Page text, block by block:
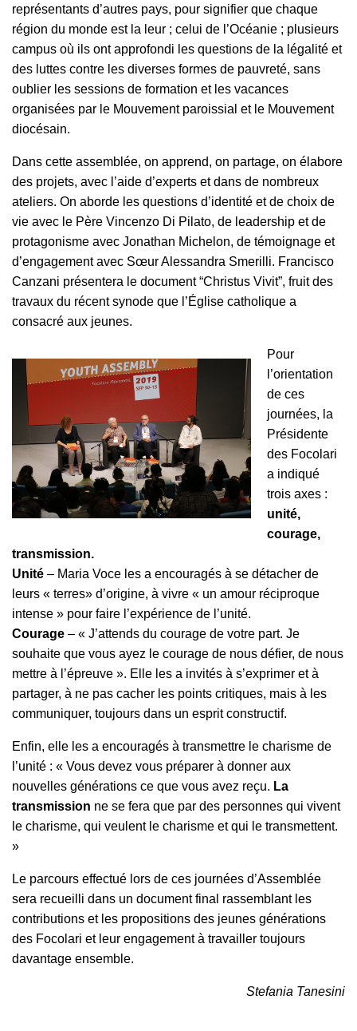
représentants d’autres pays, pour signifier que chaque
région du monde est la leur ; celui de l’Océanie ; plusieurs
campus où ils ont approfondi les questions de la légalité et
des luttes contre les diverses formes de pauvreté, sans
oublier les sessions de formation et les vacances
organisées par le Mouvement paroissial et le Mouvement
diocésain.
Dans cette assemblée, on apprend, on partage, on élabore
des projets, avec l’aide d’experts et dans de nombreux
ateliers. On aborde les questions d’identité et de choix de
vie avec le Père Vincenzo Di Pilato, de leadership et de
protagonisme avec Jonathan Michelon, de témoignage et
d’engagement avec Sœur Alessandra Smerilli. Francisco
Canzani présentera le document “Christus Vivit”, fruit des
travaux du récent synode que l’Église catholique a
consacré aux jeunes.
Pour
l’orientation
de ces
journées, la
Présidente
des Focolari
a indiqué
trois axes :
unité,
courage,
transmission.
Unité – Maria Voce les a encouragés à se détacher de
leurs « terres» d’origine, à vivre « un amour réciproque
intense » pour faire l’expérience de l’unité.
Courage – « J’attends du courage de votre part. Je
souhaite que vous ayez le courage de nous défier, de nous
mettre à l’épreuve ». Elle les a invités à s’exprimer et à
partager, à ne pas cacher les points critiques, mais à les
communiquer, toujours dans un esprit constructif.
Enfin, elle les a encouragés à transmettre le charisme de
l’unité : « Vous devez vous préparer à donner aux
nouvelles générations ce que vous avez reçu. La
transmission ne se fera que par des personnes qui vivent
le charisme, qui veulent le charisme et qui le transmettent.
»
Le parcours effectué lors de ces journées d’Assemblée
sera recueilli dans un document final rassemblant les
contributions et les propositions des jeunes générations
des Focolari et leur engagement à travailler toujours
davantage ensemble.
Stefania Tanesini